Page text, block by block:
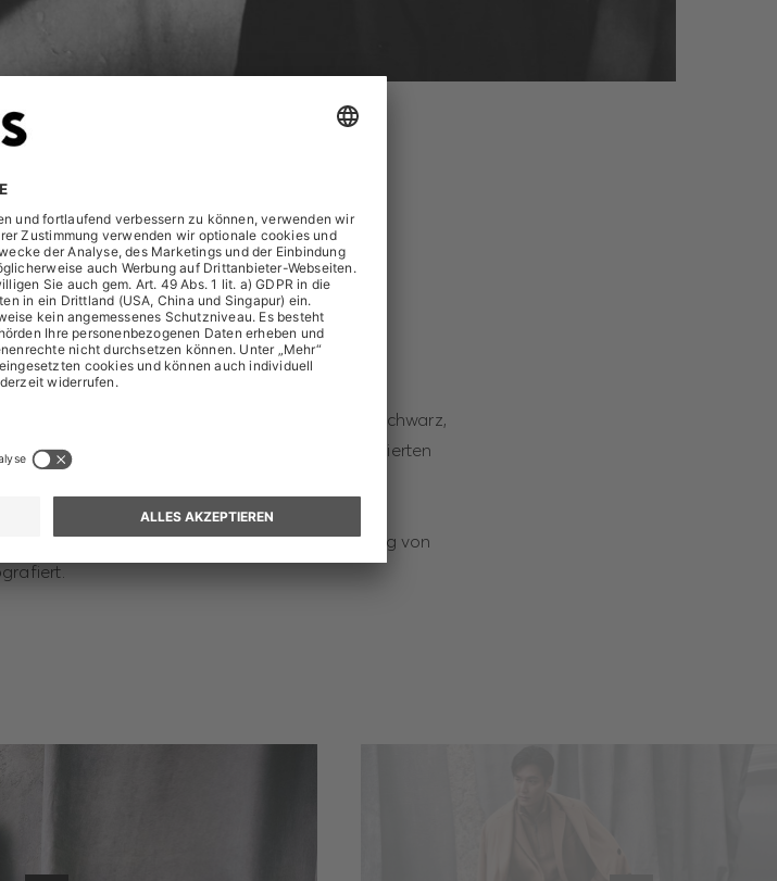
Soundtrack, wenn alle BOSSe über die
geprägt haben – einschließlich der
ihrem Weg begegnet sind.
aus Looks in der ikonischen Farbpalette von Schwarz,
auffälliges Spektrum von Grautönen und raffinierten
von Mikael Jansson unter der kreativen Leitung von